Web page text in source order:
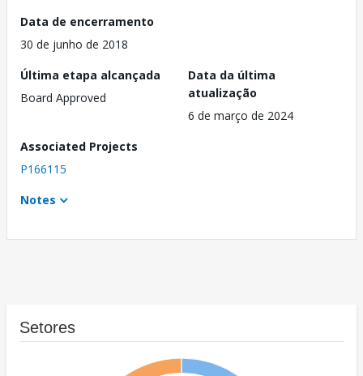
Data de encerramento
30 de junho de 2018
Última etapa alcançada
Board Approved
Data da última
atualização
6 de março de 2024
Associated Projects
P166115
Notes
Setores